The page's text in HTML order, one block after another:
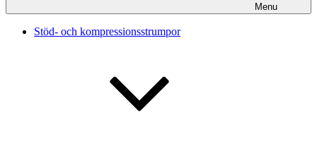
Menu
Stöd- och kompressionsstrumpor